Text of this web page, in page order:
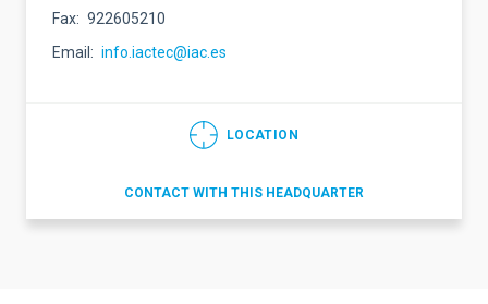
Fax
922605210
Email
info.iactec@iac.es
LOCATION
CONTACT WITH THIS HEADQUARTER